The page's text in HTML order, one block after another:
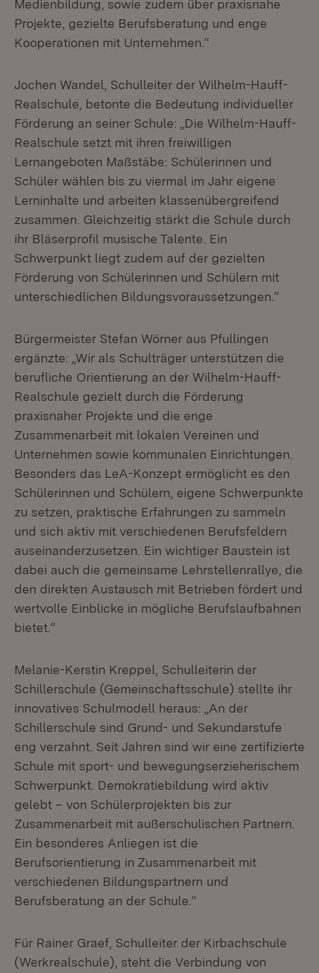
Medienbildung, sowie zudem über praxisnahe
Projekte, gezielte Berufsberatung und enge
Kooperationen mit Unternehmen.“
Jochen Wandel, Schulleiter der Wilhelm-Hauff-
Realschule, betonte die Bedeutung individueller
Förderung an seiner Schule: „Die Wilhelm-Hauff-
Realschule setzt mit ihren freiwilligen
Lernangeboten Maßstäbe: Schülerinnen und
Schüler wählen bis zu viermal im Jahr eigene
Lerninhalte und arbeiten klassenübergreifend
zusammen. Gleichzeitig stärkt die Schule durch
ihr Bläserprofil musische Talente. Ein
Schwerpunkt liegt zudem auf der gezielten
Förderung von Schülerinnen und Schülern mit
unterschiedlichen Bildungsvoraussetzungen.“
Bürgermeister Stefan Wörner aus Pfullingen
ergänzte: „Wir als Schulträger unterstützen die
berufliche Orientierung an der Wilhelm-Hauff-
Realschule gezielt durch die Förderung
praxisnaher Projekte und die enge
Zusammenarbeit mit lokalen Vereinen und
Unternehmen sowie kommunalen Einrichtungen.
Besonders das LeA-Konzept ermöglicht es den
Schülerinnen und Schülern, eigene Schwerpunkte
zu setzen, praktische Erfahrungen zu sammeln
und sich aktiv mit verschiedenen Berufsfeldern
auseinanderzusetzen. Ein wichtiger Baustein ist
dabei auch die gemeinsame Lehrstellenrallye, die
den direkten Austausch mit Betrieben fördert und
wertvolle Einblicke in mögliche Berufslaufbahnen
bietet.“
Melanie-Kerstin Kreppel, Schulleiterin der
Schillerschule (Gemeinschaftsschule) stellte ihr
innovatives Schulmodell heraus: „An der
Schillerschule sind Grund- und Sekundarstufe
eng verzahnt. Seit Jahren sind wir eine zertifizierte
Schule mit sport- und bewegungserzieherischem
Schwerpunkt. Demokratiebildung wird aktiv
gelebt – von Schülerprojekten bis zur
Zusammenarbeit mit außerschulischen Partnern.
Ein besonderes Anliegen ist die
Berufsorientierung in Zusammenarbeit mit
verschiedenen Bildungspartnern und
Berufsberatung an der Schule.“
Für Rainer Graef, Schulleiter der Kirbachschule
(Werkrealschule), steht die Verbindung von